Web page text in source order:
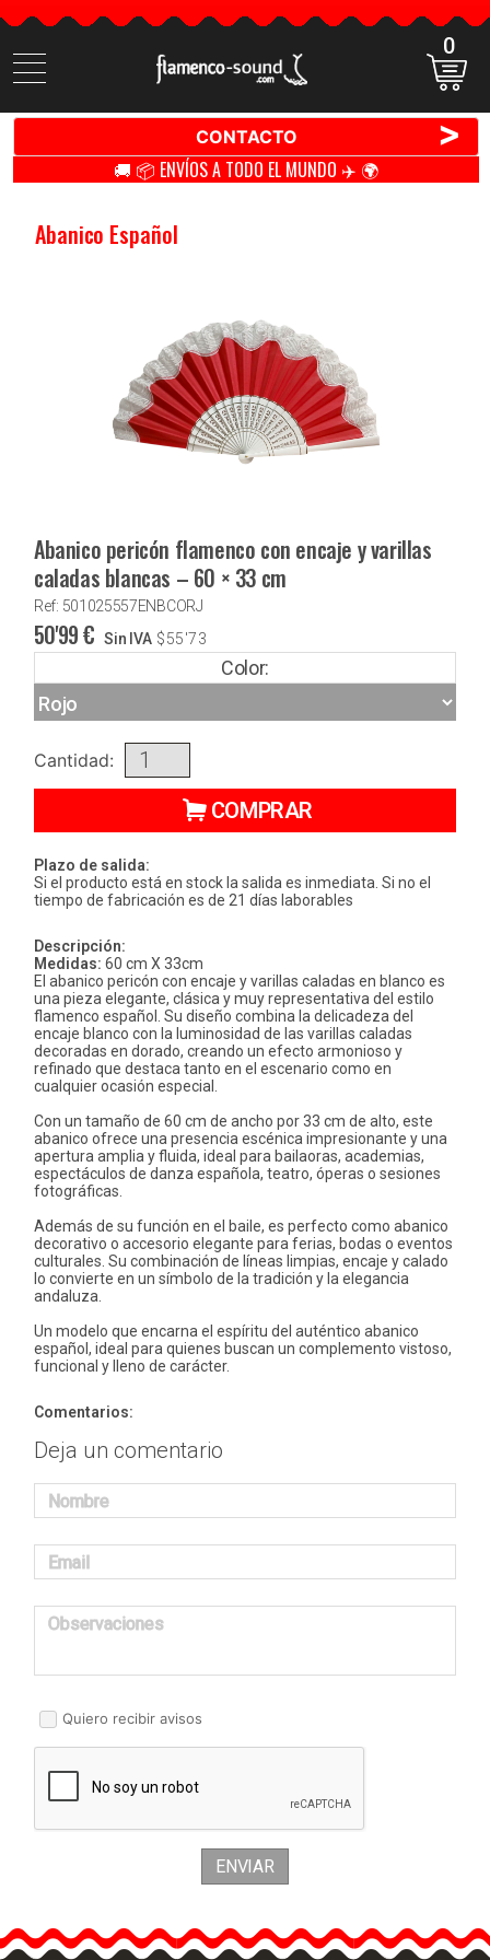
Buscar
productos
0
CONTACTO >
🚚 📦 ENVÍOS A TODO EL MUNDO ✈️ 🌍
Abanico Español
Abanico pericón flamenco con encaje y varillas
caladas blancas – 60 × 33 cm
Ref: 501025557ENBCORJ
50'99€ Sin IVA $55'73
Color:
Cantidad:
COMPRAR
Plazo de salida:
Si el producto está en stock la salida es inmediata. Si no el
tiempo de fabricación es de 21 días laborables
Descripción:
Medidas: 60 cm X 33cm
El abanico pericón con encaje y varillas caladas en blanco es
una pieza elegante, clásica y muy representativa del estilo
flamenco español. Su diseño combina la delicadeza del
encaje blanco con la luminosidad de las varillas caladas
decoradas en dorado, creando un efecto armonioso y
refinado que destaca tanto en el escenario como en
cualquier ocasión especial.
Con un tamaño de 60 cm de ancho por 33 cm de alto, este
abanico ofrece una presencia escénica impresionante y una
apertura amplia y fluida, ideal para bailaoras, academias,
espectáculos de danza española, teatro, óperas o sesiones
fotográficas.
Además de su función en el baile, es perfecto como abanico
decorativo o accesorio elegante para ferias, bodas o eventos
culturales. Su combinación de líneas limpias, encaje y calado
lo convierte en un símbolo de la tradición y la elegancia
andaluza.
Un modelo que encarna el espíritu del auténtico abanico
español, ideal para quienes buscan un complemento vistoso,
funcional y lleno de carácter.
Comentarios:
Deja un comentario
Nombre
Email
Observaciones
Quiero recibir avisos
ENVIAR